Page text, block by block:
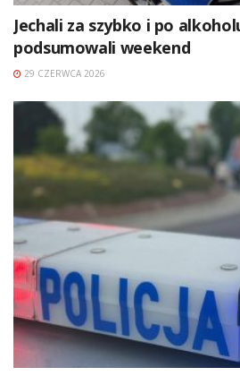
Jechali za szybko i po
podsumowali weekend
29 CZERWCA 2026